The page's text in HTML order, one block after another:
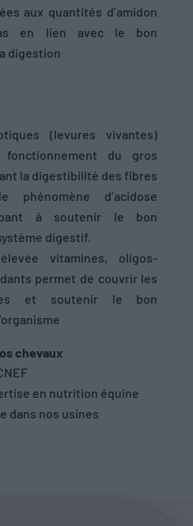
aux quantités d’amidon
en lien avec le bon
digestion
(levures vivantes)
du gros
la digestibilité des fibres
d’acidose
à soutenir le bon
digestif.
vitamines, oligos-
permet de couvrir les
et soutenir le bon
chevaux
en nutrition équine
dans nos usines